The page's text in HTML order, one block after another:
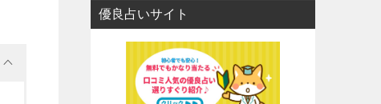
優良占いサイト